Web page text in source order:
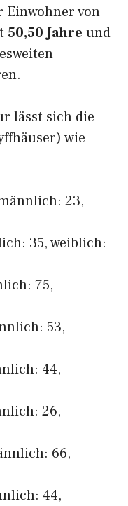
von
50,50 Jahre und
lässt sich die
wie
23,
35, weiblich:
75,
53,
44,
26,
66,
44,